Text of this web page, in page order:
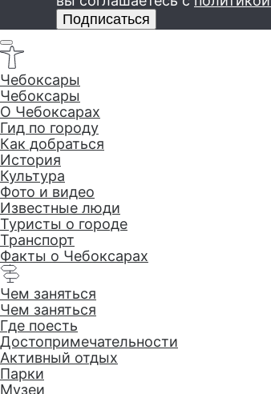
Туристические Чебоксары
Ролик о туристических возможностях столицы
участвовал в конкурсе «Лучший видеоролик
Подписаться
Чебоксары
Чебоксары
O Чебоксарах
Гид по городу
Как добраться
История
Культура
Фото и видео
Известные люди
Туристы о городе
Транспорт
Факты о Чебоксарах
Чем заняться
Чем заняться
Где поесть
Достопримеча­тельности
Активный отдых
Парки
Музеи